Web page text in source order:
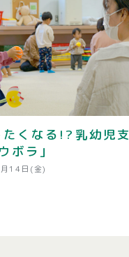
くなる!?乳幼児支
ボラ｣
14日(金)